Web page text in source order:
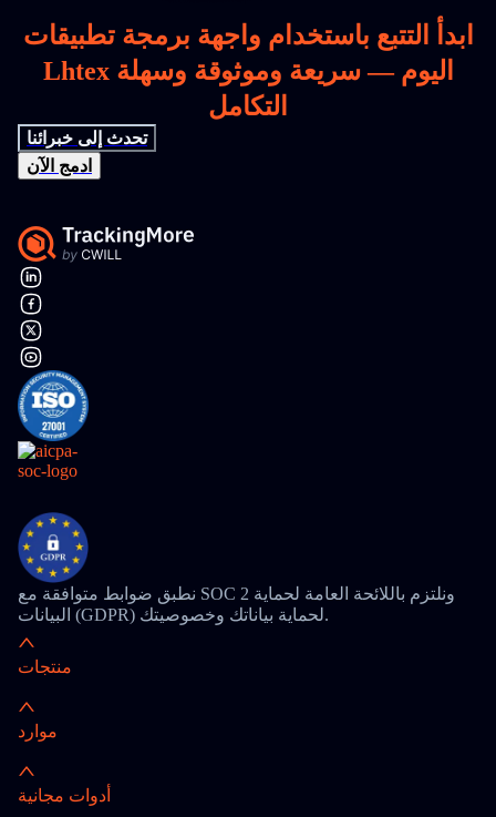
ابدأ التتبع باستخدام واجهة برمجة تطبيقات
Lhtex اليوم — سريعة وموثوقة وسهلة
التكامل
تحدث إلى خبرائنا
ادمج الآن
نطبق ضوابط متوافقة مع SOC 2 ونلتزم باللائحة العامة لحماية
البيانات (GDPR) لحماية بياناتك وخصوصيتك.
منتجات
موارد
أدوات مجانية